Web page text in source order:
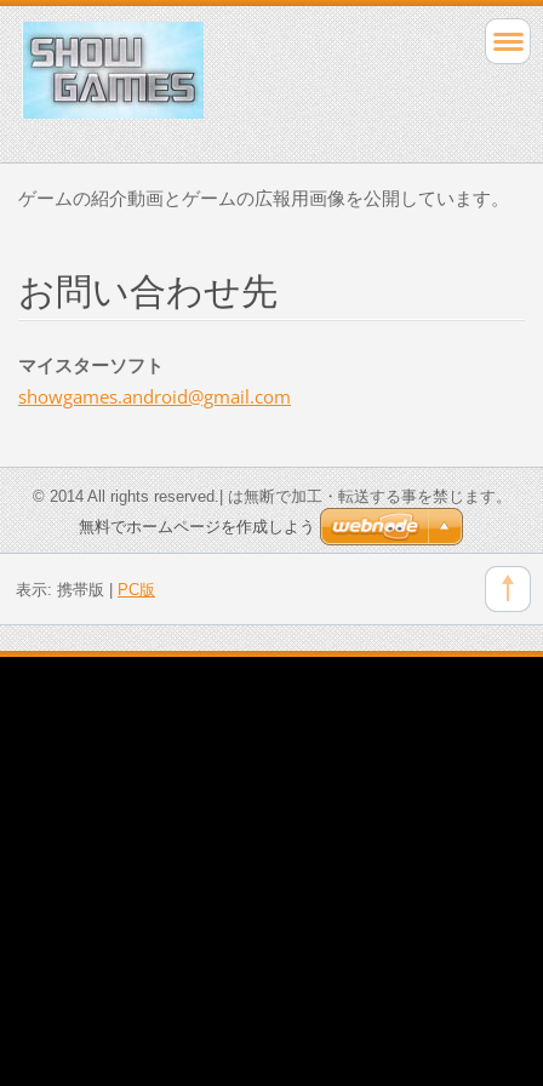
ゲームの紹介動画とゲームの広報用画像を公開しています。
お問い合わせ先
マイスターソフト
showgames.android@gmail.com
© 2014 All rights reserved.| は無断で加工・転送する事を禁じます。
無料でホームページを作成しよう
表示: 携帯版 PC版